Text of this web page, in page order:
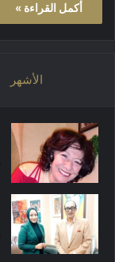
أكمل القراءة »
الأشهر